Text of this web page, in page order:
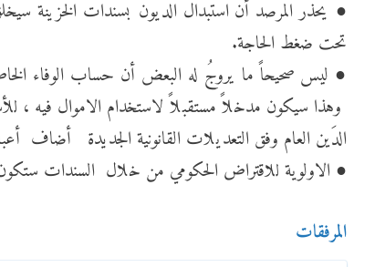
● يحذر المرصد أن استبدال الديون بسندات الخزينة
تحت ضغط الحاجة.
وهذا سيكون مدخلاً مستقبلاً لاستخدام الاموال فيه ،
الدَين العام وفق التعديلات القانونية الجديدة
● الاولوية للاقتراض الحكومي من خلال السندات
المرفقات